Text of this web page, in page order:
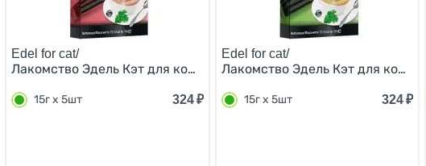
Edel for cat/
Лакомство Эдель Кэт для кошек Крем-суп с Ягненком и клюквой
15г х 5шт 324 ₽
Edel for cat/
Лакомство Эдель Кэт для
15г х 5шт 324₽